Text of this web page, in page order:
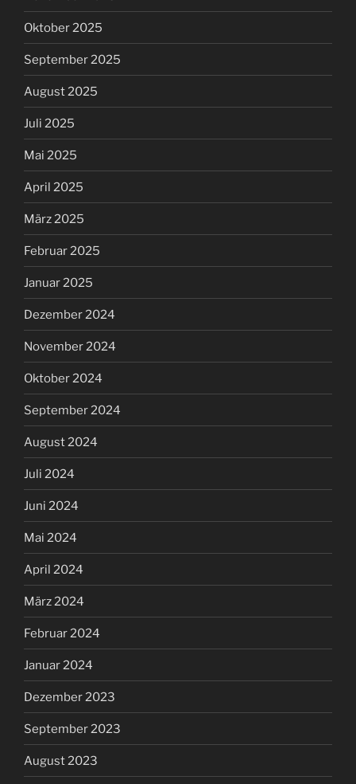
Oktober 2025
September 2025
August 2025
Juli 2025
Mai 2025
April 2025
März 2025
Februar 2025
Januar 2025
Dezember 2024
November 2024
Oktober 2024
September 2024
August 2024
Juli 2024
Juni 2024
Mai 2024
April 2024
März 2024
Februar 2024
Januar 2024
Dezember 2023
September 2023
August 2023